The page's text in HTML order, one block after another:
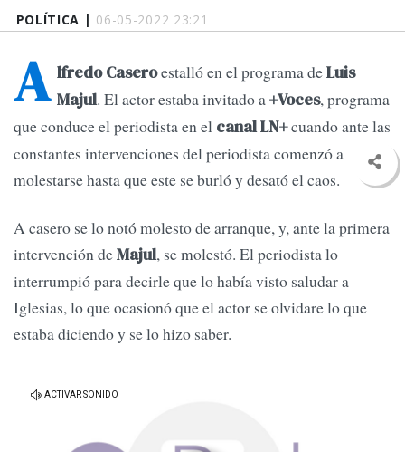
POLÍTICA | 06-05-2022 23:21
A lfredo Caseroestalló en el programa deLuis
Majul. El actor estaba invitado a+Voces, programa
que conduce el periodista en el canal LN+cuando ante las
constantes intervenciones del periodista comenzó a
molestarse hasta que este se burló y desató el caos.
A casero se lo notó molesto de arranque, y, ante la primera
intervención deMajul, se molestó. El periodista lo
interrumpió para decirle que lo había visto saludar a
Iglesias, lo que ocasionó que el actor se olvidare lo que
estaba diciendo y se lo hizo saber.